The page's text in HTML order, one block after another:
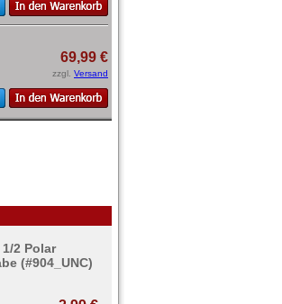
69,99 €
zzgl. Versand
2 Polar
(#904_UNC)